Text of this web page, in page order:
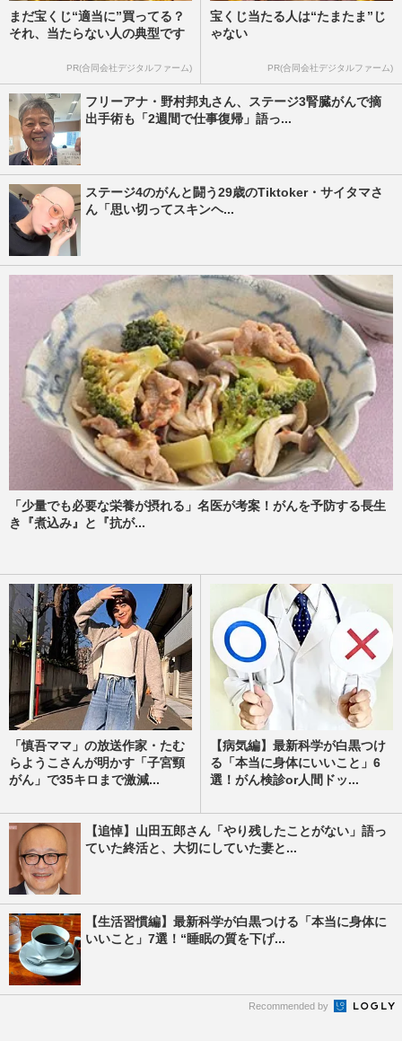
まだ宝くじ“適当に”買ってる？
それ、当たらない人の典型です
PR(合同会社デジタルファーム)
宝くじ当たる人は“たまたま”じ
ゃない
PR(合同会社デジタルファーム)
フリーアナ・野村邦丸さん、ステージ3腎臓がんで摘
出手術も「2週間で仕事復帰」語っ...
ステージ4のがんと闘う29歳のTiktoker・サイタマさ
ん「思い切ってスキンヘ...
「少量でも必要な栄養が摂れる」名医が考案！がんを予防する長生
き『煮込み』と『抗が...
「慎吾ママ」の放送作家・たむ
らようこさんが明かす「子宮頸
がん」で35キロまで激減...
【病気編】最新科学が白黒つけ
る「本当に身体にいいこと」6
選！がん検診or人間ドッ...
【追悼】山田五郎さん「やり残したことがない」語っ
ていた終活と、大切にしていた妻と...
【生活習慣編】最新科学が白黒つける「本当に身体に
いいこと」7選！“睡眠の質を下げ...
Recommended by